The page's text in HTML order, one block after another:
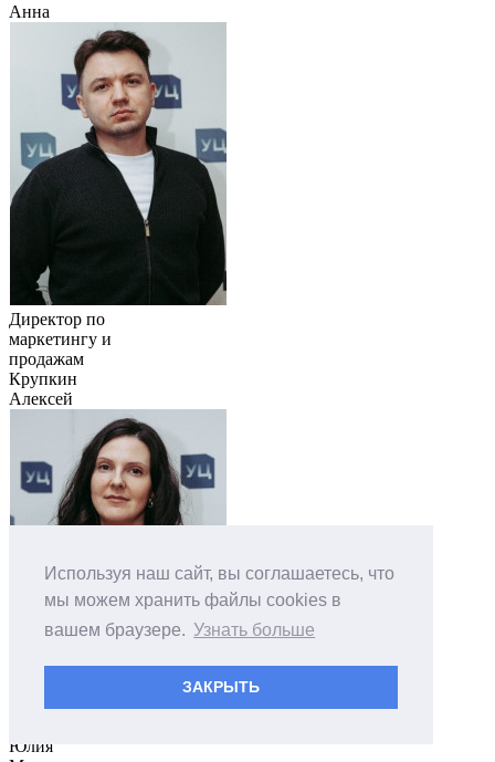
Используя наш сайт, вы соглашаетесь, что
мы можем хранить файлы cookies в
вашем браузере. Узнать больше
ЗАКРЫТЬ
Анна
Директор по
маркетингу и
продажам
Крупкин
Алексей
Офис-менеджер
Юлия